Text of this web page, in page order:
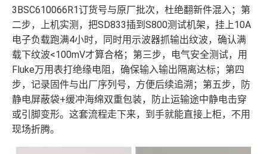
3BSC610066R1订货号与原厂批次，杜绝翻新件混入；第
二步，上机实测，把SD833插到S800测试机架，挂上10A
电子负载跑满4小时，同时用示波器抓输出纹波，确认满
载下纹波<100mV才算合格；第三步，电气安全测试，用
Fluke万用表打绝缘电阻，确保输入输出隔离达标；第四
步，记录固件与出厂序列号，方便后续追溯；第五步，防
静电屏蔽袋+缓冲海绵双重包装，防止运输途中静电击穿
或引脚变形。这套流程走下来，到手就能直接上柜，不用
现场折腾。